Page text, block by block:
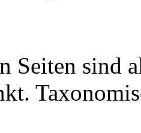
Seiten sind